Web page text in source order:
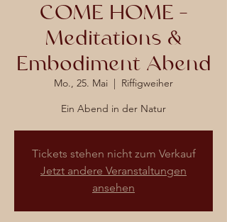
COME HOME -
Meditations &
Embodiment Abend
Mo., 25. Mai
  |
Riffigweiher
Ein Abend in der Natur
Tickets stehen nicht zum Verkauf
Jetzt andere Veranstaltungen
ansehen